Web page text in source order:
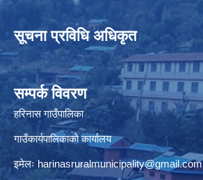
सूचना प्रविधि अधिकृत
सम्पर्क विवरण
हरिनास गाउँपालिका
गाउँकार्यपालिकाको कार्यालय
इमेलः harinasruralmunicipality@gmail.com